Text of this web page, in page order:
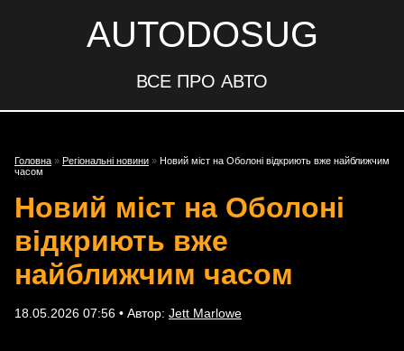
AUTODOSUG
ВСЕ ПРО АВТО
Головна » Регіональні новини » Новий міст на Оболоні відкриють вже найближчим
часом
Новий міст на Оболоні
відкриють вже
найближчим часом
18.05.2026 07:56 • Автор: Jett Marlowe